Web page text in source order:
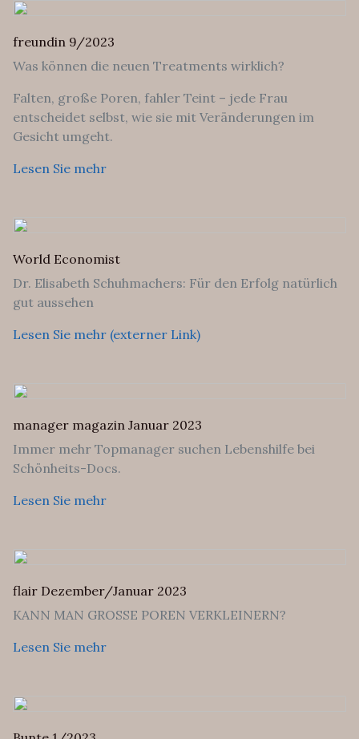
freundin 9/2023
Was können die neuen Treatments wirklich?
Falten, große Poren, fahler Teint – jede Frau
entscheidet selbst, wie sie mit Veränderungen im
Gesicht umgeht.
Lesen Sie mehr
World Economist
Dr. Elisabeth Schuhmachers: Für den Erfolg natürlich
gut aussehen
Lesen Sie mehr (externer Link)
manager magazin Januar 2023
Immer mehr Topmanager suchen Lebenshilfe bei
Schönheits-Docs.
Lesen Sie mehr
flair Dezember/Januar 2023
KANN MAN GROSSE POREN VERKLEINERN?
Lesen Sie mehr